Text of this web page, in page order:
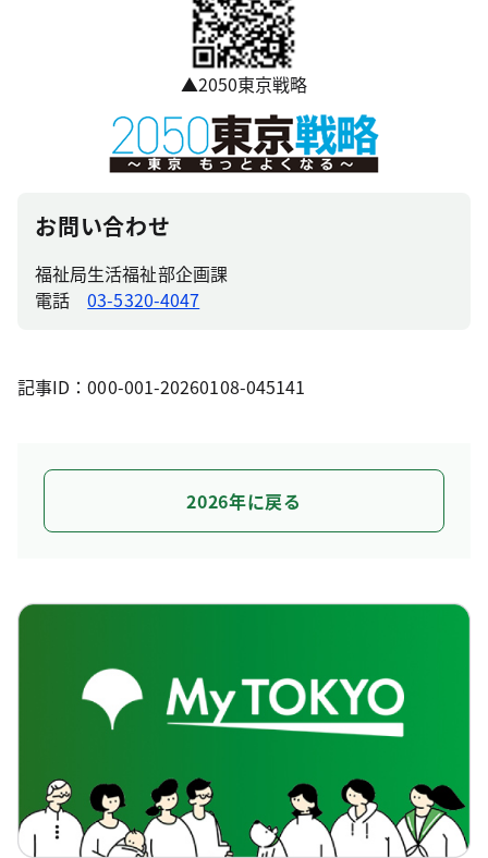
▲2050東京戦略
お問い合わせ
福祉局生活福祉部企画課
電話03-5320-4047
記事ID：000-001-20260108-045141
2026年に戻る